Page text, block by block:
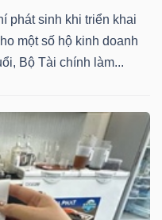
phát sinh khi triển khai
một số hộ kinh doanh
Bộ Tài chính làm...